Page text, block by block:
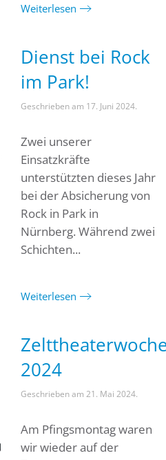
Weiterlesen
Dienst bei Rock
im Park!
Geschrieben am 17. Juni 2024.
Zwei unserer
Einsatzkräfte
unterstützten dieses Jahr
bei der Absicherung von
Rock in Park in
Nürnberg. Während zwei
Schichten...
Weiterlesen
2024
Geschrieben am 21. Mai 2024.
Am Pfingsmontag waren
wir wieder auf der